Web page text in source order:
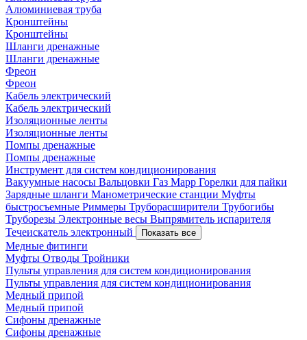
Алюминиевая труба
Кронштейны
Кронштейны
Шланги дренажные
Шланги дренажные
Фреон
Фреон
Кабель электрический
Кабель электрический
Изоляционные ленты
Изоляционные ленты
Помпы дренажные
Помпы дренажные
Инструмент для систем кондиционирования
Вакуумные насосы Вальцовки Газ Mapp Горелки для пайки
Зарядные шланги Манометрические станции Муфты
быстросъемные Риммеры Труборасширители Трубогибы
Труборезы Электронные весы Выпрямитель испарителя
Течеискатель электронный
Показать все
Медные фитинги
Муфты Отводы Тройники
Пульты управления для систем кондиционирования
Пульты управления для систем кондиционирования
Медный припой
Медный припой
Сифоны дренажные
Сифоны дренажные